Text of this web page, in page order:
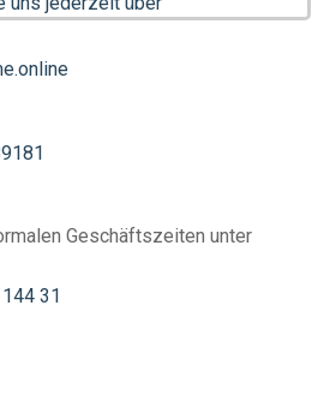
Geschäftszeiten unter
31